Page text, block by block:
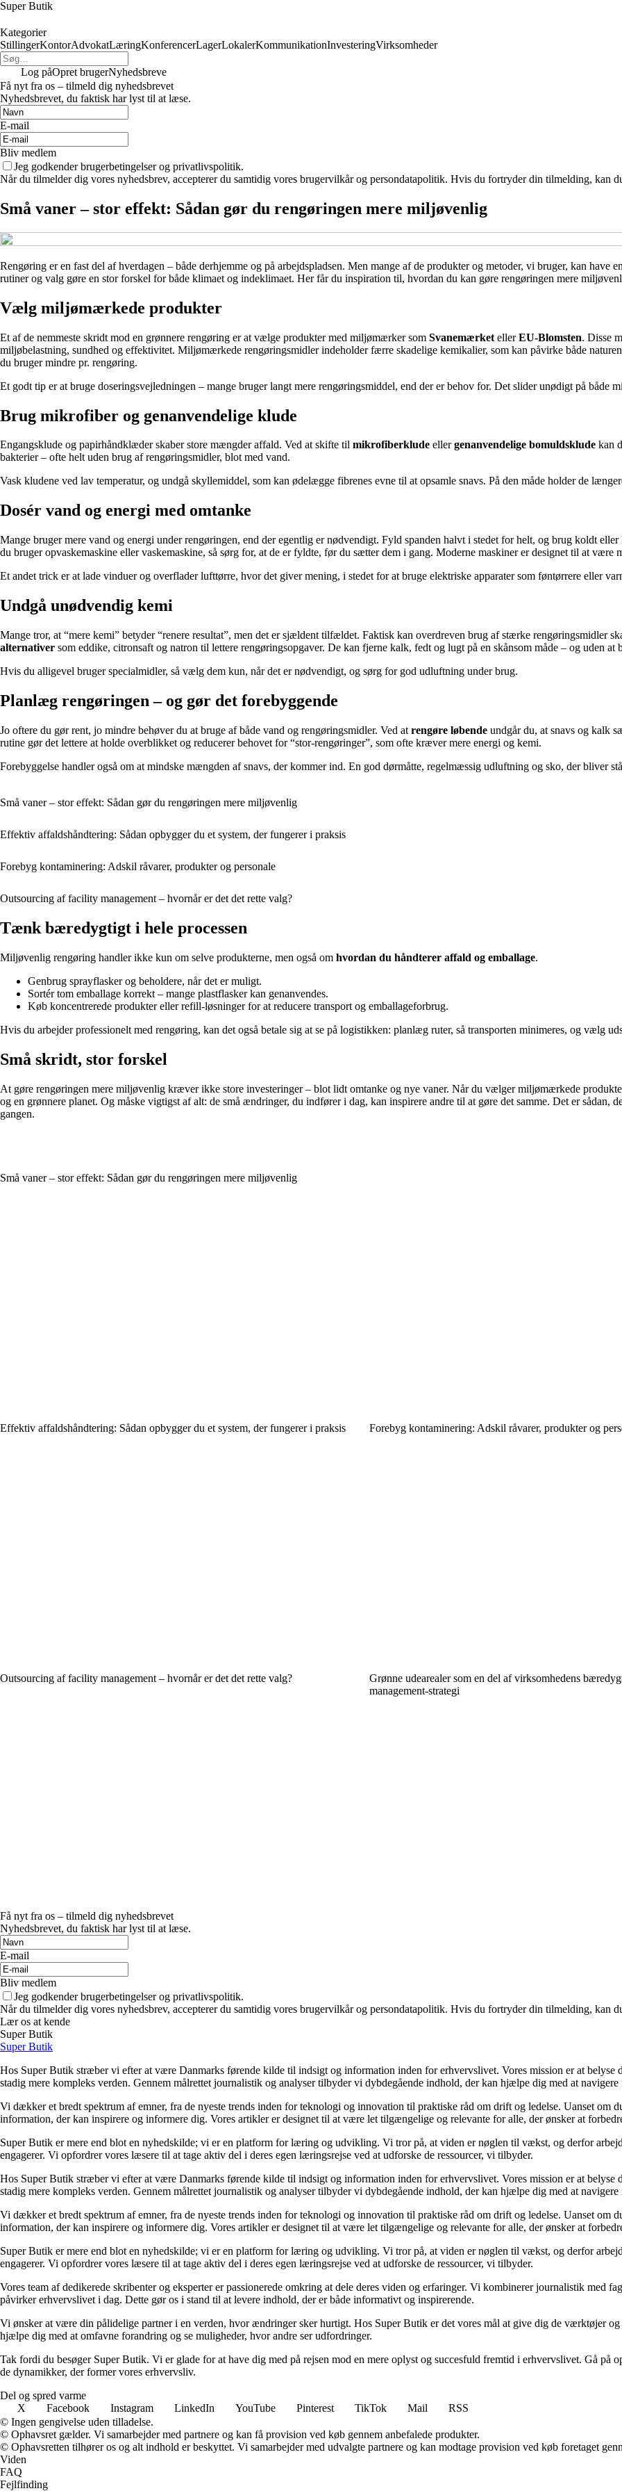
Super Butik
Kategorier
StillingerKontorAdvokatLæringKonferencerLagerLokalerKommunikationInvesteringVirksomheder
Log påOpret brugerNyhedsbreve
Få nyt fra os – tilmeld dig nyhedsbrevet
Nyhedsbrevet, du faktisk har lyst til at læse.
E-mail
Bliv medlem
Jeg godkender brugerbetingelser og privatlivspolitik.
Når du tilmelder dig vores nyhedsbrev, accepterer du samtidig vores brugervilkår og persondatapolitik. Hvis du fortryder din tilmelding, kan
Små vaner – stor effekt: Sådan gør du rengøringen mere miljøvenlig
Rengøring er en fast del af hverdagen – både derhjemme og på arbejdspladsen. Men mange af de produkter og metoder, vi bruger, kan
rutiner og valg gøre en stor forskel for både klimaet og indeklimaet. Her får du inspiration til, hvordan du kan gøre rengøringen mere
Vælg miljømærkede produkter
Et af de nemmeste skridt mod en grønnere rengøring er at vælge produkter med miljømærker som Svanemærket ellerEU-Blomsten. Disse
miljøbelastning, sundhed og effektivitet. Miljømærkede rengøringsmidler indeholder færre skadelige kemikalier, som kan påvirke både
du bruger mindre pr. rengøring.
Et godt tip er at bruge doseringsvejledningen – mange bruger langt mere rengøringsmiddel, end der er behov for. Det slider unødigt på både
Brug mikrofiber og genanvendelige klude
Engangsklude og papirhåndklæder skaber store mængder affald. Ved at skifte til mikrofiberklude ellergenanvendelige bomuldsklude kan
bakterier – ofte helt uden brug af rengøringsmidler, blot med vand.
Vask kludene ved lav temperatur, og undgå skyllemiddel, som kan ødelægge fibrenes evne til at opsamle snavs. På den måde holder de
Dosér vand og energi med omtanke
Mange bruger mere vand og energi under rengøringen, end der egentlig er nødvendigt. Fyld spanden halvt i stedet for helt, og brug koldt
du bruger opvaskemaskine eller vaskemaskine, så sørg for, at de er fyldte, før du sætter dem i gang. Moderne maskiner er designet til at være
Et andet trick er at lade vinduer og overflader lufttørre, hvor det giver mening, i stedet for at bruge elektriske apparater som føntørrere eller
Undgå unødvendig kemi
Mange tror, at “mere kemi” betyder “renere resultat”, men det er sjældent tilfældet. Faktisk kan overdreven brug af stærke rengøringsmidler
alternativer som eddike, citronsaft og natron til lettere rengøringsopgaver. De kan fjerne kalk, fedt og lugt på en skånsom måde – og uden at
Hvis du alligevel bruger specialmidler, så vælg dem kun, når det er nødvendigt, og sørg for god udluftning under brug.
Planlæg rengøringen – og gør det forebyggende
Jo oftere du gør rent, jo mindre behøver du at bruge af både vand og rengøringsmidler. Ved at rengøre løbende undgår du, at snavs og kalk
rutine gør det lettere at holde overblikket og reducerer behovet for “stor-rengøringer”, som ofte kræver mere energi og kemi.
Forebyggelse handler også om at mindske mængden af snavs, der kommer ind. En god dørmåtte, regelmæssig udluftning og sko, der bliver
Små vaner – stor effekt: Sådan gør du rengøringen mere miljøvenlig
Effektiv affaldshåndtering: Sådan opbygger du et system, der fungerer i praksis
Forebyg kontaminering: Adskil råvarer, produkter og personale
Outsourcing af facility management – hvornår er det det rette valg?
Tænk bæredygtigt i hele processen
Miljøvenlig rengøring handler ikke kun om selve produkterne, men også om hvordan du håndterer affald og emballage.
Genbrug sprayflasker og beholdere, når det er muligt.
Sortér tom emballage korrekt – mange plastflasker kan genanvendes.
Køb koncentrerede produkter eller refill-løsninger for at reducere transport og emballageforbrug.
Hvis du arbejder professionelt med rengøring, kan det også betale sig at se på logistikken: planlæg ruter, så transporten minimeres, og vælg
Små skridt, stor forskel
At gøre rengøringen mere miljøvenlig kræver ikke store investeringer – blot lidt omtanke og nye vaner. Når du vælger miljømærkede
og en grønnere planet. Og måske vigtigst af alt: de små ændringer, du indfører i dag, kan inspirere andre til at gøre det samme. Det er sådan,
gangen.
Små vaner – stor effekt: Sådan gør du rengøringen mere miljøvenlig
Effektiv affaldshåndtering: Sådan opbygger du et system, der fungerer i praksis Forebyg kontaminering: Adskil råvarer, produkter og
Outsourcing af facility management – hvornår er det det rette valg?
Grønne udearealer som en del af virksomhedens
management-strategi
Få nyt fra os – tilmeld dig nyhedsbrevet
Nyhedsbrevet, du faktisk har lyst til at læse.
E-mail
Bliv medlem
Jeg godkender brugerbetingelser og privatlivspolitik.
Når du tilmelder dig vores nyhedsbrev, accepterer du samtidig vores brugervilkår og persondatapolitik. Hvis du fortryder din tilmelding, kan
Lær os at kende
Super Butik
Super Butik
Hos Super Butik stræber vi efter at være Danmarks førende kilde til indsigt og information inden for erhvervslivet. Vores mission er at belyse
stadig mere kompleks verden. Gennem målrettet journalistik og analyser tilbyder vi dybdegående indhold, der kan hjælpe dig med at
Vi dækker et bredt spektrum af emner, fra de nyeste trends inden for teknologi og innovation til praktiske råd om drift og ledelse. Uanset
information, der kan inspirere og informere dig. Vores artikler er designet til at være let tilgængelige og relevante for alle, der ønsker at
Super Butik er mere end blot en nyhedskilde; vi er en platform for læring og udvikling. Vi tror på, at viden er nøglen til vækst, og derfor
engagerer. Vi opfordrer vores læsere til at tage aktiv del i deres egen læringsrejse ved at udforske de ressourcer, vi tilbyder.
Hos Super Butik stræber vi efter at være Danmarks førende kilde til indsigt og information inden for erhvervslivet. Vores mission er at belyse
stadig mere kompleks verden. Gennem målrettet journalistik og analyser tilbyder vi dybdegående indhold, der kan hjælpe dig med at
Vi dækker et bredt spektrum af emner, fra de nyeste trends inden for teknologi og innovation til praktiske råd om drift og ledelse. Uanset
information, der kan inspirere og informere dig. Vores artikler er designet til at være let tilgængelige og relevante for alle, der ønsker at
Super Butik er mere end blot en nyhedskilde; vi er en platform for læring og udvikling. Vi tror på, at viden er nøglen til vækst, og derfor
engagerer. Vi opfordrer vores læsere til at tage aktiv del i deres egen læringsrejse ved at udforske de ressourcer, vi tilbyder.
Vores team af dedikerede skribenter og eksperter er passionerede omkring at dele deres viden og erfaringer. Vi kombinerer journalistik med
påvirker erhvervslivet i dag. Dette gør os i stand til at levere indhold, der er både informativt og inspirerende.
Vi ønsker at være din pålidelige partner i en verden, hvor ændringer sker hurtigt. Hos Super Butik er det vores mål at give dig de værktøjer
hjælpe dig med at omfavne forandring og se muligheder, hvor andre ser udfordringer.
Tak fordi du besøger Super Butik. Vi er glade for at have dig med på rejsen mod en mere oplyst og succesfuld fremtid i erhvervslivet. Gå på
de dynamikker, der former vores erhvervsliv.
Del og spred varme
X
Facebook Instagram LinkedIn YouTube Pinterest TikTok Mail
RSS
© Ingen gengivelse uden tilladelse.
© Ophavsret gælder. Vi samarbejder med partnere og kan få provision ved køb gennem anbefalede produkter.
© Ophavsretten tilhører os og alt indhold er beskyttet. Vi samarbejder med udvalgte partnere og kan modtage provision ved køb foretaget
Viden
FAQ
Fejlfinding